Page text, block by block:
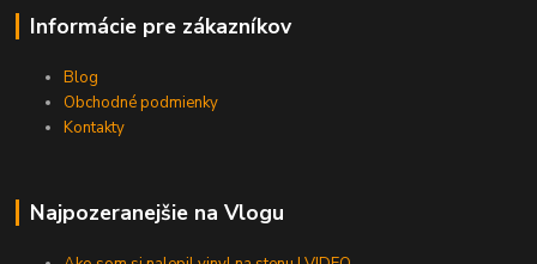
Informácie pre zákazníkov
Blog
Obchodné podmienky
Kontakty
Najpozeranejšie na Vlogu